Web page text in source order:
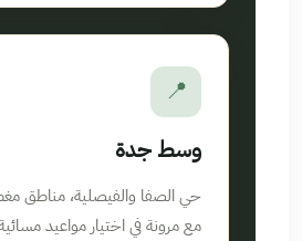
📍
وسط جدة
حي الصفا والفيصلية، مناطق
مع مرونة في اختيار مواعيد